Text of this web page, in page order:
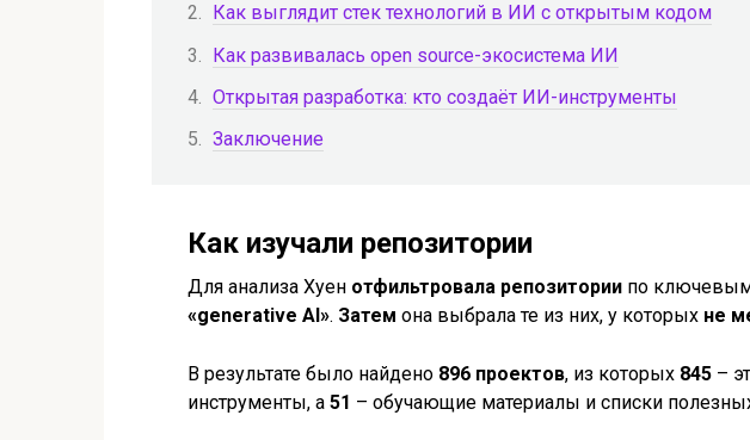
Как выглядит стек технологий в ИИ с открытым кодом
Как развивалась open source-экосистема ИИ
Открытая разработка: кто создаёт ИИ-инструменты
Заключение
Как изучали репозитории
Для анализа Хуен отфильтровала репозитории по
«generative AI». Затем она выбрала те из них, у которых не
В результате было найдено 896 проектов, из которых 845 –
инструменты, а 51 – обучающие материалы и списки